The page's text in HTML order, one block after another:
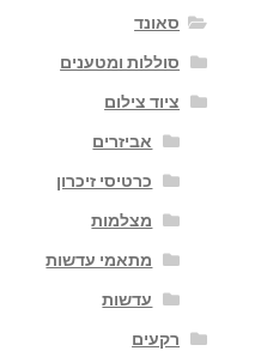
סאונד
סוללות ומטענים
ציוד צילום
אביזרים
כרטיסי זיכרון
מצלמות
מתאמי עדשות
עדשות
רקעים